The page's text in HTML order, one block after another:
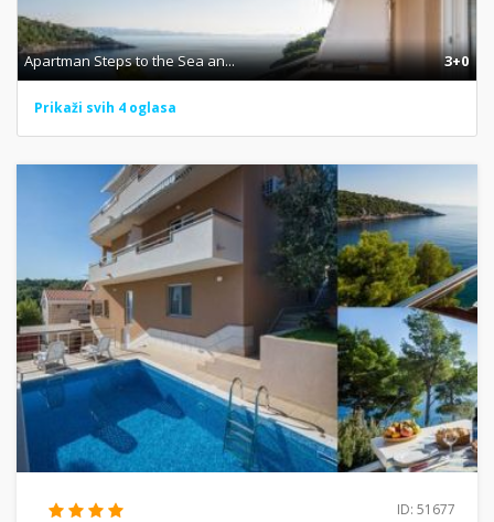
Apartman Steps to the Sea an... 3+0
Prikaži svih 4 oglasa
ID: 51677